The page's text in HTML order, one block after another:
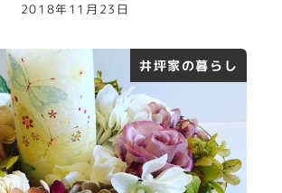
2018年11月23日
井坪家の暮らし